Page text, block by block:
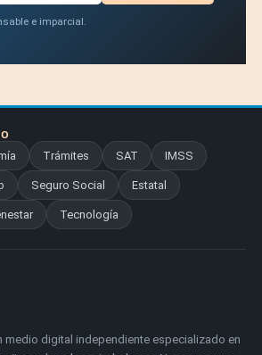
e imparcial.
Trámites SAT IMSS
Seguro Social Estatal
Tecnología
medio digital independiente especializado en